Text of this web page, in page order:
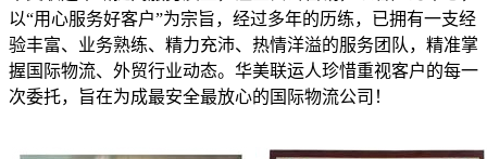
以“用心服务好客户”为宗旨，经过多年的历练，已拥有一支经
验丰富、业务熟练、精力充沛、热情洋溢的服务团队，精准掌
握国际物流、外贸行业动态。华美联运人珍惜重视客户的每一
次委托，旨在为成最安全最放心的国际物流公司！